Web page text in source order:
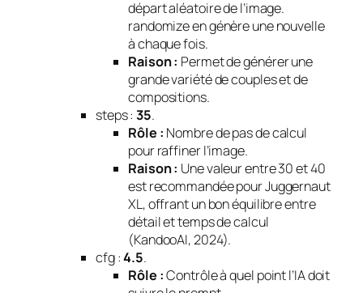
départ aléatoire de l’image.
randomize en génère une nouvelle
à chaque fois.
Raison : Permet de générer une
grande variété de couples et de
compositions.
steps :35.
Rôle : Nombre de pas de calcul
pour raffiner l’image.
Raison : Une valeur entre 30 et 40
est recommandée pour Juggernaut
XL, offrant un bon équilibre entre
détail et temps de calcul
(KandooAI, 2024).
cfg :4.5.
Rôle :Contrôle à quel point l’IA doit